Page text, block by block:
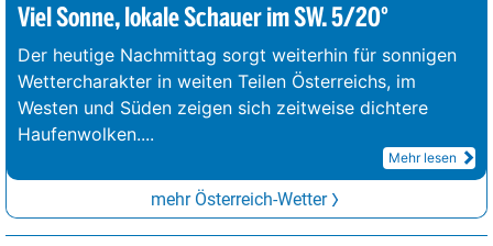
Viel Sonne, lokale Schauer im SW. 5/20°
Der heutige Nachmittag sorgt weiterhin für sonnigen
Wettercharakter in weiten Teilen Österreichs, im
Westen und Süden zeigen sich zeitweise dichtere
Haufenwolken....
Mehr lesen
mehr Österreich-Wetter